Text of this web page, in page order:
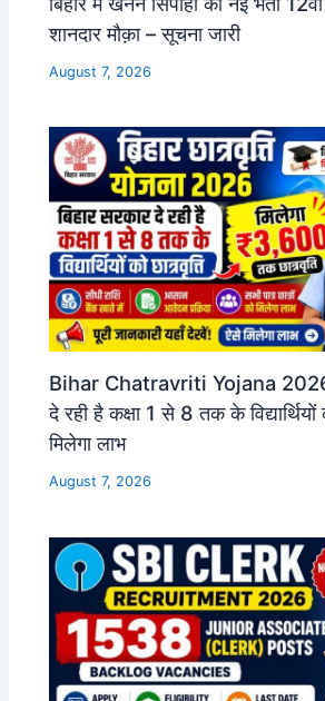
शानदार मौक़ा – सूचना जारी
August 7, 2026
Bihar Chatravriti Yojana 2026
दे रही है कक्षा 1 से 8 तक के
मिलेगा लाभ
August 7, 2026